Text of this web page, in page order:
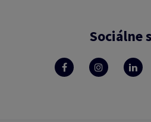
Sociálne